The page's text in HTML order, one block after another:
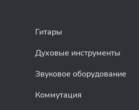
Гитары
Духовые инструменты
Звуковое оборудование
Коммутация